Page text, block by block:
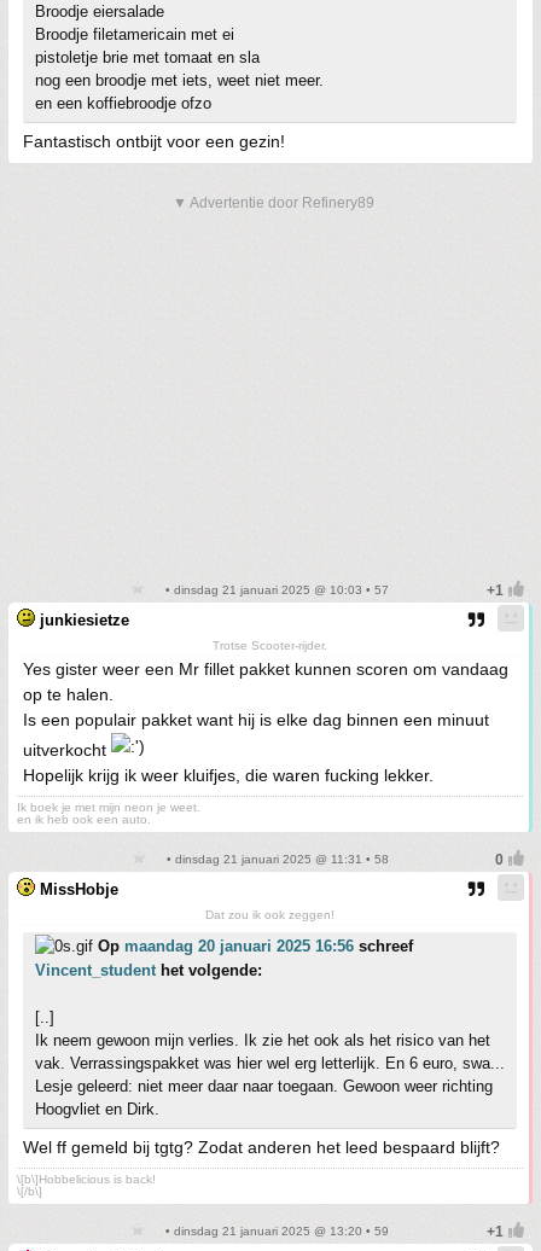
Broodje eiersalade
Broodje filetamericain met ei
pistoletje brie met tomaat en sla
nog een broodje met iets, weet niet meer.
en een koffiebroodje ofzo
Fantastisch ontbijt voor een gezin!
▼ Advertentie door Refinery89
• dinsdag 21 januari 2025 @ 10:03 • 57
junkiesietze
Trotse Scooter-rijder.
Yes gister weer een Mr fillet pakket kunnen scoren om vandaag
op te halen.
Is een populair pakket want hij is elke dag binnen een minuut
uitverkocht
Hopelijk krijg ik weer kluifjes, die waren fucking lekker.
Ik boek je met mijn neon je weet.
en ik heb ook een auto.
• dinsdag 21 januari 2025 @ 11:31 • 58
MissHobje
Dat zou ik ook zeggen!
Op maandag 20 januari 2025 16:56 schreef
Vincent_studenthet volgende:
[..]
Ik neem gewoon mijn verlies. Ik zie het ook als het risico van het
vak. Verrassingspakket was hier wel erg letterlijk. En 6 euro, swa...
Lesje geleerd: niet meer daar naar toegaan. Gewoon weer richting
Hoogvliet en Dirk.
Wel ff gemeld bij tgtg? Zodat anderen het leed bespaard blijft?
\[b\]Hobbelicious is back!
\[/b\]
• dinsdag 21 januari 2025 @ 13:20 • 59